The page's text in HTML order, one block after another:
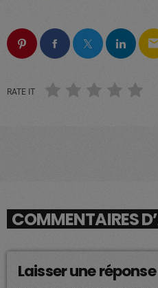
RATE IT
COMMENTAIRES
Laisser une réponse